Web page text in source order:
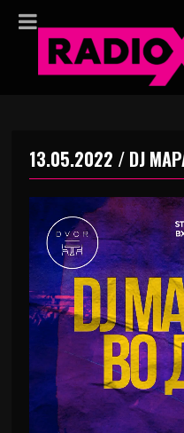
13.05.2022 / DJ